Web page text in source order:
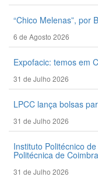
“Chico Melenas”, por
6 de Agosto 2026
Expofacic: temos em
31 de Julho 2026
LPCC lança bolsas
31 de Julho 2026
Instituto Politécnico
Politécnica de Coimbra
31 de Julho 2026